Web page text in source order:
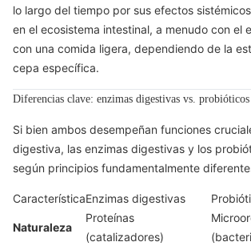
lo largo del tiempo por sus efectos
en el ecosistema intestinal, a menudo con el
con una comida ligera, dependiendo de la
cepa específica.
Diferencias clave: enzimas digestivas vs. probióticos
Si bien ambos desempeñan funciones
digestiva, las enzimas digestivas y los
según principios fundamentalmente
CaracterísticaEnzimas digestivas
Naturaleza
Proteínas
(catalizadores)